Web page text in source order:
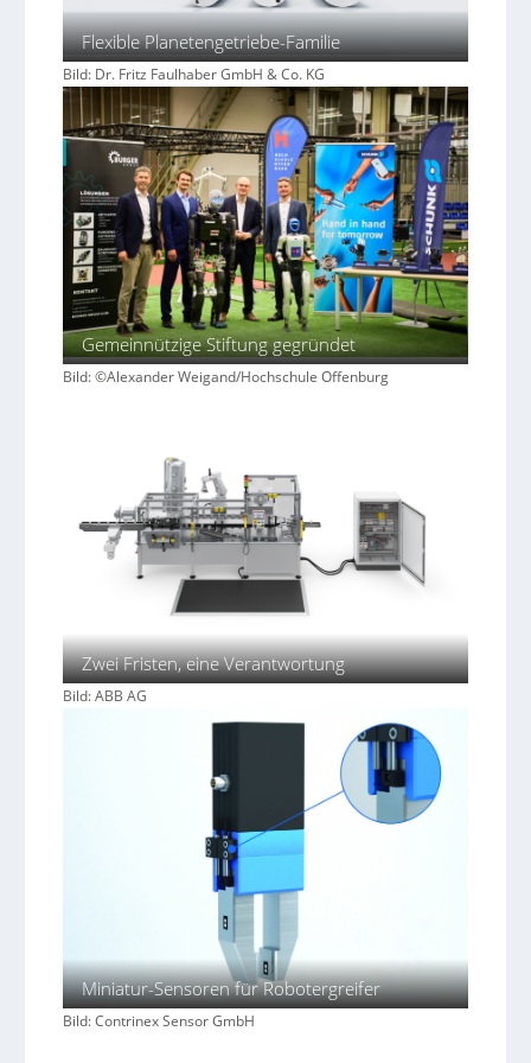
r
ä
z
i
s
n
Flexible Planetengetriebe-Familie
Bild: Dr. Fritz Faulhaber GmbH & Co. KG
Gemeinnützige Stiftung gegründet
Bild: ©Alexander Weigand/Hochschule Offenburg
Zwei Fristen, eine Verantwortung
Bild: ABB AG
Miniatur-Sensoren für Robotergreifer
Bild: Contrinex Sensor GmbH